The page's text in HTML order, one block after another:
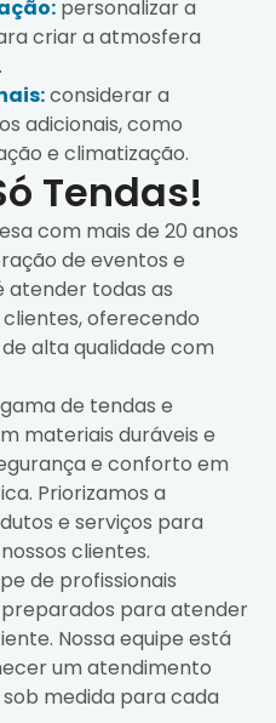
personalizar a
criar a atmosfera
considerar a
adicionais, como
e climatização.
Tendas!
com mais de 20 anos
de eventos e
atender todas as
clientes, oferecendo
alta qualidade com
de tendas e
materiais duráveis e
e conforto em
Priorizamos a
e serviços para
clientes.
de profissionais
para atender
Nossa equipe está
um atendimento
medida para cada